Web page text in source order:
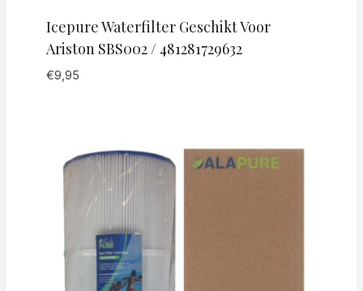
Icepure Waterfilter Geschikt Voor
Ariston SBS002 / 481281729632
€9,95